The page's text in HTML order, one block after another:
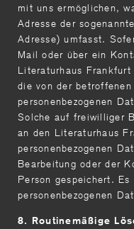
mit uns ermöglichen,
Adresse der
Adresse) umfasst.
Mail oder über ein
Literaturhaus
die von der
personenbezogenen
Solche auf freiwilliger
an den Literaturhaus
personenbezogenen
Bearbeitung oder der
Person gespeichert.
personenbezogenen
8. Routinemäßige